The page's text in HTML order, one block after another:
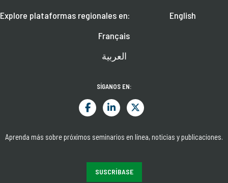
Explore plataformas regionales en:
English
Français
العربية
SÍGANOS EN:
Aprenda más sobre próximos seminarios en línea, noticias y publicaciones.
SUSCRÍBASE